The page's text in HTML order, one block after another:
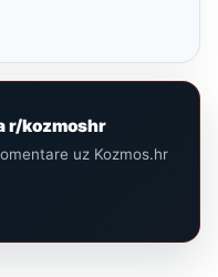
r/kozmoshr
uz Kozmos.hr